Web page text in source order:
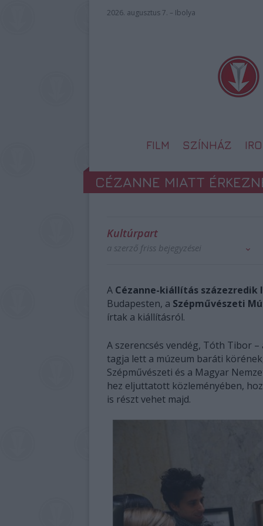
2026. augusztus 7. – Ibolya
FILM SZÍNHÁZ
CÉZANNE MIATT
Kultúrpart
a szerző friss bejegyzései
A Cézanne-kiállítás
Budapesten, a Szépművészeti
írtak a kiállításról.
A szerencsés vendég, Tóth Tibor
tagja lett a múzeum baráti
Szépművészeti és a Magyar
hez eljuttatott közleményében,
is részt vehet majd.